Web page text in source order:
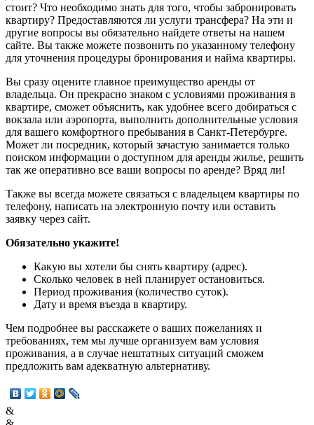
стоит? Что необходимо знать для того, чтобы забронировать
квартиру? Предоставляются ли услуги трансфера? На эти и
другие вопросы вы обязательно найдете ответы на нашем
сайте. Вы также можете позвонить по указанному телефону
для уточнения процедуры бронирования и найма квартиры.
Вы сразу оцените главное преимущество аренды от
владельца. Он прекрасно знаком с условиями проживания в
квартире, сможет объяснить, как удобнее всего добираться с
вокзала или аэропорта, выполнить дополнительные условия
для вашего комфортного пребывания в Санкт-Петербурге.
Может ли посредник, который зачастую занимается только
поиском информации о доступном для аренды жилье, решить
так же оперативно все ваши вопросы по аренде? Вряд ли!
Также вы всегда можете связаться с владельцем квартиры по
телефону, написать на электронную почту или оставить
заявку через сайт.
Обязательно укажите!
Какую вы хотели бы снять квартиру (адрес).
Сколько человек в ней планирует остановиться.
Период проживания (количество суток).
Дату и время въезда в квартиру.
Чем подробнее вы расскажете о ваших пожеланиях и
требованиях, тем мы лучше организуем вам условия
проживания, а в случае нештатных ситуаций сможем
предложить вам адекватную альтернативу.
&